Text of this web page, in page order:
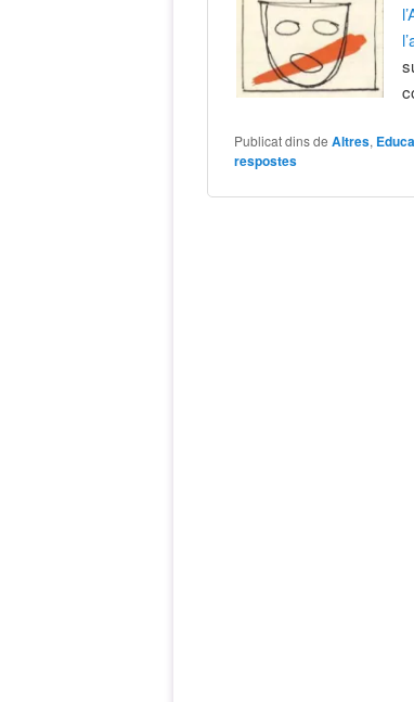
Publicat dins de Altres,
respostes